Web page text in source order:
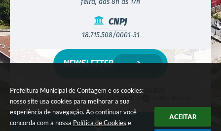
Prefeitura Municipal de Contagem e os cookies:
nosso site usa cookies para melhorar a sua
experiência de navegação. Ao continuar você
concorda com a nossa Política de Cookies e
ACEITAR
CNPJ
18.715.508/0001-31
Versão do Sistema:3.5.3 - 19/06/2026
Portal atualizado em:
08/08/2026 17:52
NEWSLETTER